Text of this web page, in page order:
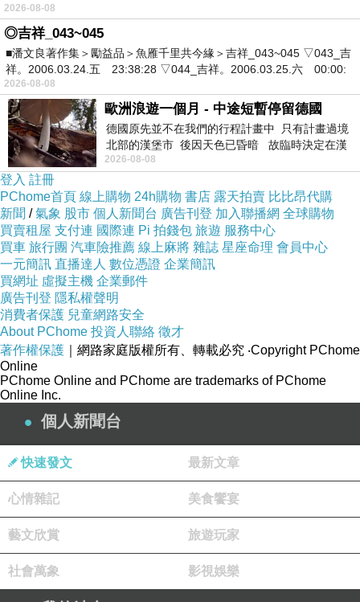
的「乞丐」卻要趕「廟公」。台灣人不能與中國
人平等，卻要陪著他們反共。加強國防，結合
美、日以對抗他們所稱的「共匪」是流亡者堅定
的政策，區桂芝真的不知道這些事？後來出現大
變化，因「江南案件」造成蔣家接班失敗，依循
憲政體制，乃由李登輝執政，部分流亡者不認同
台灣，不能接受台灣人執政，乃由反共轉為親
共，聯合昔日他們所稱的「共匪」對抗台灣人。
中共要消滅的是中華民國，號稱要捍衛中華民國
的流亡者卻勾結中共，反而由台灣人來捍衛中華
民國。
政治民主化之後， 台灣人乃進入中華民國體
制參政，廟公因而與乞丐混在一起， 甚至於還扮
演丐幫幫主，部分乞丐不能接受廟公當幫主，乃
勾結昔日追殺他們的匪徒打擊廟公，真是錯亂。
（作者為中山大學退休教授、台灣安全促進會會
長）
http://mypaper.pchome.com.tw/news/mhchen0201
2026/5/12（美洲台灣日報）
2026-08-08
◎吉祥_043~045
■潘文良著作集＞勵益品＞魚雁千里共今緣＞吉祥_043~045 ▽043_吉
祥。2006.03.24.五 23:38:28 ▽044_吉祥。2006.03.25.六 00:00:
2026-08-08
歐洲浪遊一個月 - 中途短暫停留德國
德國原先並不在我們的行程計畫中 只有計畫過境
北部的漢堡市 後因天色已昏暗 故臨時決定在漢
堡市吃晚餐和過夜
2026-08-08
登入 註冊
PChome首頁 線上購物 24h購物 書店 露天拍賣 比比昂代購
新聞 /氣象 股市 個人新聞台 廣告刊登 加入聯播網 全球購物
買賣租屋 支付連 國際連 Pi 拍錢包 旅遊 服務中心
買車 旅行團 汽車險推薦 線上麻將 雜誌 星座命理 會員中心
一元簡訊 直播達人 數位憑證 企業簡訊
買網址 虛擬主機 企業郵件
廣告刊登 隱私權聲明
消費者保護 兒童網路安全
About PChome 投資人聯絡 徵才
著作權保護 ｜網路家庭版權所有、轉載必究 ‧Copyright PChome
Online
PChome Online and PChome are trademarks of PChome
Online Inc.
個人新聞台
快速發文 最新文章
心情雜記 美食饗宴
藝文欣賞 旅遊玩家
社會萬象 影視娛樂